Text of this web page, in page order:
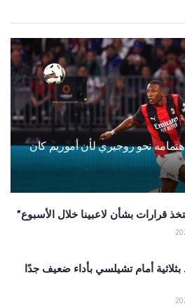
نحو روجيري لأن أموريم كان
قرارات بشأن لاعبينا خلال الأسبوع”
أمام تشيلسي بأداء ضعيف جدًا